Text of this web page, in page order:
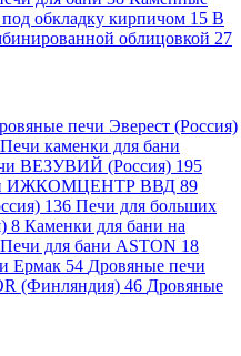
обкладку кирпичом 15 В
облицовкой 27
печи Эверест (Россия)
Печи каменки для бани
ВЕЗУВИЙ (Россия) 195
ИЖКОМЦЕНТР ВВД 89
136 Печи для больших
8 Каменки для бани на
Печи для бани ASTON 18
Ермак 54 Дровяные печи
(Финляндия) 46 Дровяные